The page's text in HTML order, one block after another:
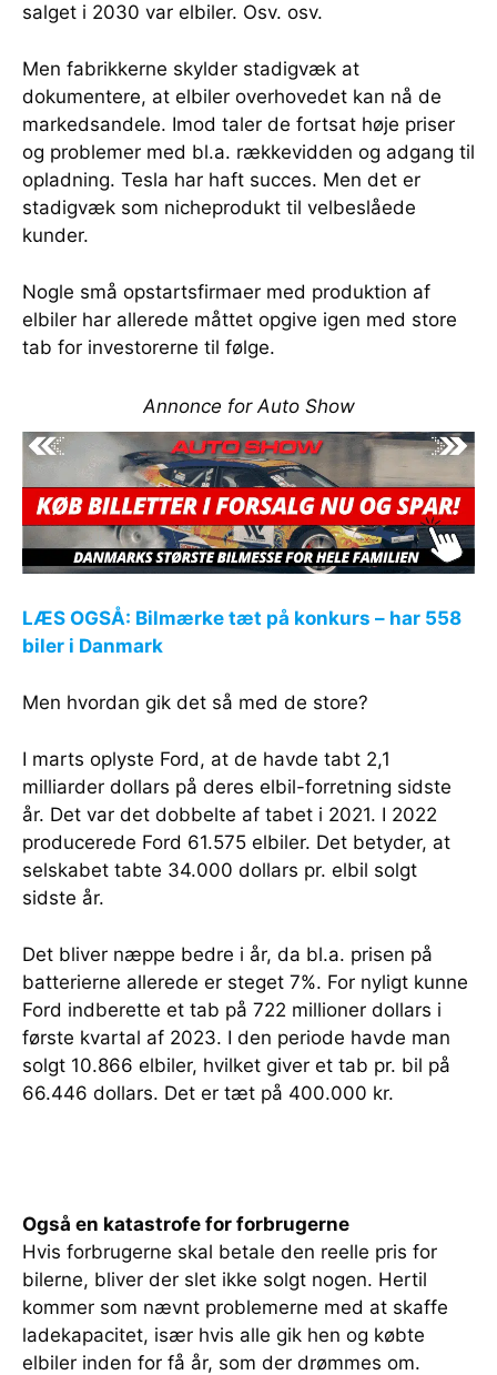
salget i 2030 var elbiler. Osv. osv.
Men fabrikkerne skylder stadigvæk at
dokumentere, at elbiler overhovedet kan nå de
markedsandele. Imod taler de fortsat høje priser
og problemer med bl.a. rækkevidden og adgang til
opladning. Tesla har haft succes. Men det er
stadigvæk som nicheprodukt til velbeslåede
kunder.
Nogle små opstartsfirmaer med produktion af
elbiler har allerede måttet opgive igen med store
tab for investorerne til følge.
Annonce for Auto Show
LÆS OGSÅ: Bilmærke tæt på konkurs – har 558
biler i Danmark
Men hvordan gik det så med de store?
I marts oplyste Ford, at de havde tabt 2,1
milliarder dollars på deres elbil-forretning sidste
år. Det var det dobbelte af tabet i 2021. I 2022
producerede Ford 61.575 elbiler. Det betyder, at
selskabet tabte 34.000 dollars pr. elbil solgt
sidste år.
Det bliver næppe bedre i år, da bl.a. prisen på
batterierne allerede er steget 7%. For nyligt kunne
Ford indberette et tab på 722 millioner dollars i
første kvartal af 2023. I den periode havde man
solgt 10.866 elbiler, hvilket giver et tab pr. bil på
66.446 dollars. Det er tæt på 400.000 kr.
Også en katastrofe for forbrugerne
Hvis forbrugerne skal betale den reelle pris for
bilerne, bliver der slet ikke solgt nogen. Hertil
kommer som nævnt problemerne med at skaffe
ladekapacitet, især hvis alle gik hen og købte
elbiler inden for få år, som der drømmes om.